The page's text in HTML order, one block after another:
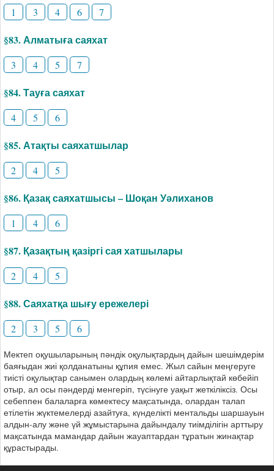
1 3 4 6 7
§83. Алматыға саяхат
3 4 5 7
§84. Тауға саяхат
4 5 6
§85. Атақты саяхатшылар
2 4 5
§86. Қазақ саяхатшысы – Шоқан Уәлиханов
1 4 6
§87. Қазақтың қазіргі сая хатшылары
2 4 5
§88. Саяхатқа шығу ережелері
2 3 5 6
Мектеп оқушыларының пәндік оқулықтардың дайын шешімдерім
баяғыдан жиі қолданатыны құпия емес. Жыл сайын меңгеруге
тиісті оқулықтар санымен олардың көлемі айтарлықтай көбейіп
отыр, ал осы пәндерді менгеріп, түсінуге уақыт жеткіліксіз. Осы
себеппен балаларға көмектесу мақсатында, олардан талап
етілетін жүктемелерді азайтуға, күнделікті ментальды шаршауын
алдын-алу және үй жұмыстарына дайындалу тиімділігін арттыру
мақсатында мамандар дайын жауаптардан тұратын жинақтар
құрастырады.